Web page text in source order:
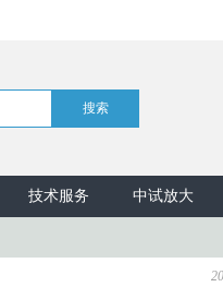
技术服务 中试放大